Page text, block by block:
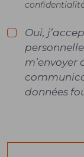
Oui,
m’envoyer
données